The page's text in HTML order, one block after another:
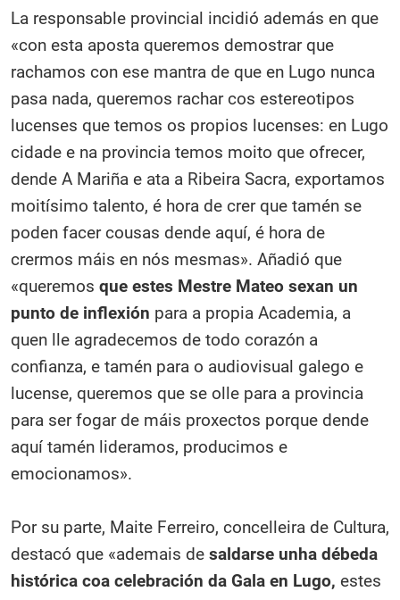
La responsable provincial incidió además en que
«con esta aposta queremos demostrar que
rachamos con ese mantra de que en Lugo nunca
pasa nada, queremos rachar cos estereotipos
lucenses que temos os propios lucenses: en Lugo
cidade e na provincia temos moito que ofrecer,
dende A Mariña e ata a Ribeira Sacra, exportamos
moitísimo talento, é hora de crer que tamén se
poden facer cousas dende aquí, é hora de
crermos máis en nós mesmas». Añadió que
«queremos que estes Mestre Mateo sexan un
punto de inflexión para a propia Academia, a
quen lle agradecemos de todo corazón a
confianza, e tamén para o audiovisual galego e
lucense, queremos que se olle para a provincia
para ser fogar de máis proxectos porque dende
aquí tamén lideramos, producimos e
emocionamos».
Por su parte, Maite Ferreiro, concelleira de Cultura,
destacó que «ademais de saldarse unha débeda
histórica coa celebración da Gala en Lugo, estes